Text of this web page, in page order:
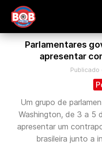
Parlamentares
apresentar
Um grupo de
Washington, de 3 a 5
apresentar um
brasileira junto a